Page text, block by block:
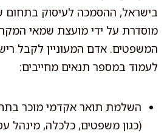
בישראל, ההסמכה לעיסוק בתחום
מוסדרת על ידי מועצת שמאי
המשפטים. אדם המעוניין לקבל
לעמוד במספר תנאים מחייבים:
השלמת תואר אקדמי מוכר
(כגון משפטים, כלכלה, מינהל